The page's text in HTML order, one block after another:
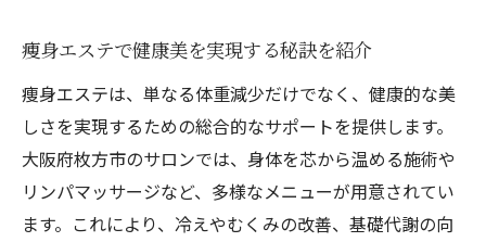
痩身エステで健康美を実現する秘訣を紹介
痩身エステは、単なる体重減少だけでなく、健康的な美
しさを実現するための総合的なサポートを提供します。
大阪府枚方市のサロンでは、身体を芯から温める施術や
リンパマッサージなど、多様なメニューが用意されてい
ます。これにより、冷えやむくみの改善、基礎代謝の向